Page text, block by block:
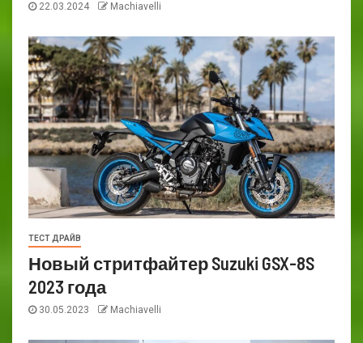
22.03.2024 Machiavelli
ТЕСТ ДРАЙВ
Новый стритфайтер Suzuki GSX-8S
2023 года
30.05.2023 Machiavelli